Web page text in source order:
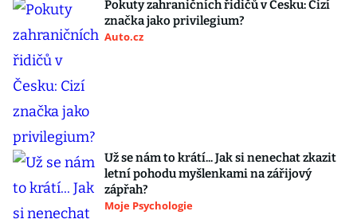
Pokuty zahraničních řidičů v Česku: Cizí
značka jako privilegium?
Auto.cz
Už se nám to krátí... Jak si nenechat zkazit
letní pohodu myšlenkami na zářijový
zápřah?
Moje Psychologie